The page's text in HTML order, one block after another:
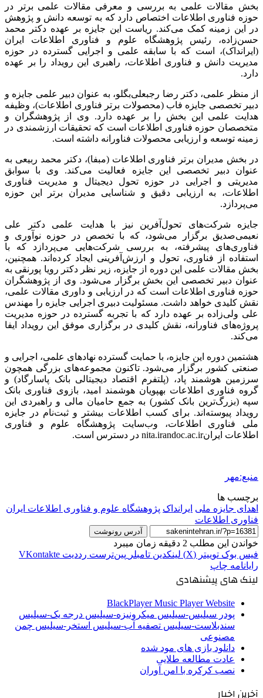
بخش مقالات علمی به بررسی و معرفی مقالات علمی برتر در
حوزه فناوری اطلاعات اختصاص دارد که به توسعه دانش و پژوهش
در این زمینه کمک می‌کند. ریاست این جایزه بر عهده دکتر محمد
حسن‌زاده، رئیس پژوهشگاه علوم و فناوری اطلاعات ایران
(ایرانداک)، است که با سابقه علمی و اجرایی گسترده در حوزه
مدیریت دانش و فناوری اطلاعات، راهبری این رویداد را بر عهده
دارد.
از منظر علمی، دکتر رضا رجبعلی‌بگلو، به عنوان دبیر علمی جایزه و
دبیر تخصصی جایزه فاب (محصولات برتر فناوری اطلاعات)، وظیفه
هدایت علمی این بخش را بر عهده دارد. وی از پژوهشگران و
متخصصان حوزه فناوری اطلاعات است که تحقیقات ارزشمندی در
زمینه توسعه و ارزیابی محصولات فناورانه داشته است.
در بخش مدیران برتر فناوری اطلاعات (مبفا)، دکتر محمد ربیعی به
عنوان دبیر تخصصی این جایزه فعالیت می‌کند. وی با سوابق
مدیریتی و اجرایی در حوزه تحول دیجیتال و مدیریت فناوری
اطلاعات، به ارزیابی دقیق و شناسایی مدیران برتر این حوزه
می‌پردازد.
جایزه شرکت‌های تحول‌آفرین نیز با هدایت علمی دکتر علی
نعیمی‌صدیق برگزار می‌شود، که با تخصص در حوزه نوآوری و
فناوری‌های پیشرفته، به بررسی شرکت‌هایی می‌پردازد که با
استفاده از فناوری، تحول و ارزش‌آفرینی ایجاد کرده‌اند. همچنین،
بخش مقالات علمی این دوره از جایزه، زیر نظر دکتر رویا پورنقی به
عنوان دبیر تخصصی این بخش برگزار می‌شود. وی از پژوهشگران
حوزه فناوری اطلاعات است که در ارزیابی و داوری مقالات علمی،
نقش کلیدی خواهد داشت. مسئولیت دبیری اجرایی جایزه را مهندس
علی ولی‌زاده بر عهده دارد که با تجربه گسترده در حوزه مدیریت
پروژه‌های فناورانه، نقش کلیدی در برگزاری موفق این رویداد ایفا
می‌کند.
هشتمین دوره این جایزه، با حمایت گسترده نهادهای علمی، اجرایی و
صنعتی کشور برگزار می‌شود. تاکنون مجموعه‌های بزرگی همچون
سرزمین هوشمند پاد، (پلتفرم اقتصاد دیجیتالی بانک پاسارگاد) و
گروه فناوری اطلاعات بهپویان هوشمند امید، بازوی فناوری بانک
سپه (بزرگ‌ترین بانک کشور) به جمع حامیان مالی و راهبردی این
رویداد پیوسته‌اند. برای کسب اطلاعات بیشتر و ثبت‌نام در جایزه
ملی فناوری اطلاعات، وب‌سایت پژوهشگاه علوم و فناوری
اطلاعات ایرانnita.irandoc.ac.ir در دسترس است.
منبع:مهر
برچسب ها
اهدای جایزه ملی ایرانداک پژوهشگاه علوم و فناوری اطلاعات ایران
فناوری اطلاعات
آدرس رونوشت
خواندن این مطلب 2 دقیقه زمان میبرد
فیس بوک توییتر (X) لینکدین ‫تامبلر ‫پین‌ترست ‫رددیت ‫VKontakte
رایانامه چاپ
لینک های پیشنهادی
BlackPlayer Music Player Website
پودر سیلیس-سیلیس میکرونیزه-سیلیس درجه یک-سیلیس
سندبلاست-سیلیس تصفیه آب-سیلیس استخر-سیلیس چمن
مصنوعی
دانلود بازی های مود شده
عادت مطالعه طلایی
نصب کرکره با امن آوران
آخرین اخبار